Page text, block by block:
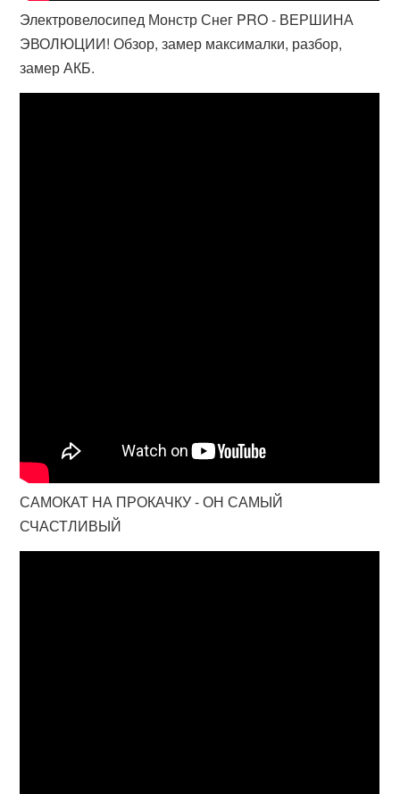
Электровелосипед Монстр Снег PRO - ВЕРШИНА
ЭВОЛЮЦИИ! Обзор, замер максималки, разбор,
замер АКБ.
САМОКАТ НА ПРОКАЧКУ - ОН САМЫЙ
СЧАСТЛИВЫЙ